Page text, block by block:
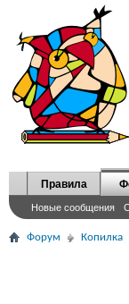
Правила
Новые сообщения
Форум Копилка